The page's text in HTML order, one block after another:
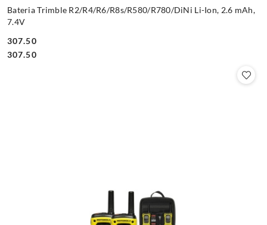
Bateria Trimble R2/R4/R6/R8s/R580/R780/DiNi Li-Ion, 2.6 mAh,
7.4V
Cena:
307.50
Cena:
307.50